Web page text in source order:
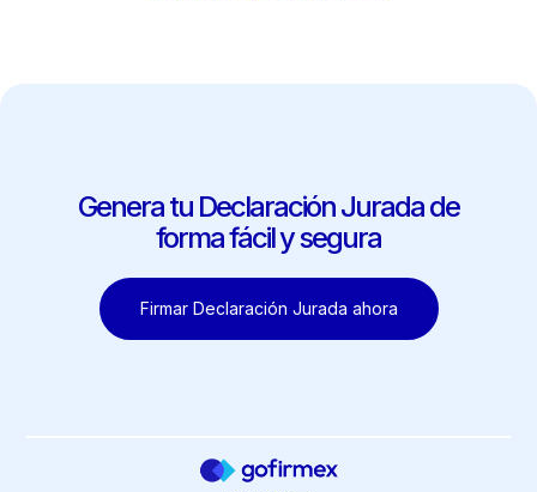
Genera tu Declaración Jurada de
forma fácil y segura
Firmar Declaración Jurada ahora